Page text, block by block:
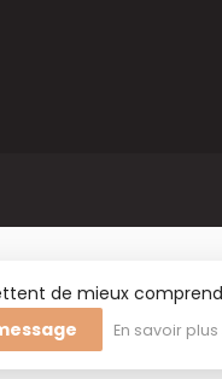
fournitures de
de mieux
En savoir